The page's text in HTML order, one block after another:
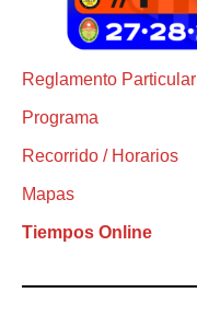
Reglamento Particular
Programa
Recorrido / Horarios
Mapas
Tiempos Online